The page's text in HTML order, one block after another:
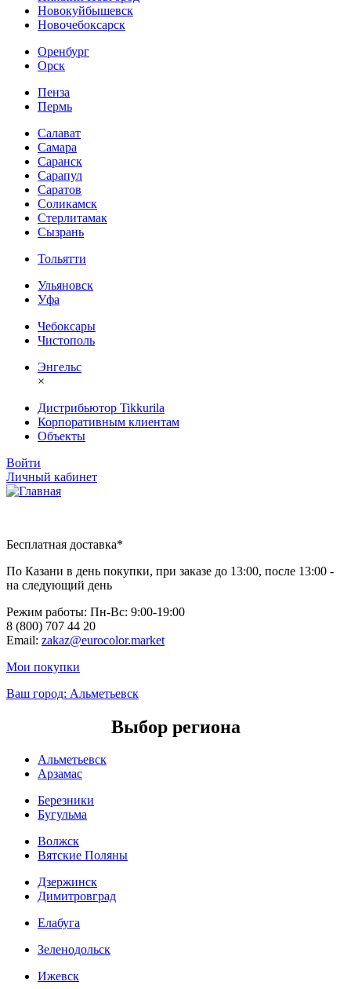
Новокуйбышевск
Новочебоксарск
Оренбург
Орск
Пенза
Пермь
Салават
Самара
Саранск
Сарапул
Саратов
Соликамск
Стерлитамак
Сызрань
Тольятти
Ульяновск
Уфа
Чебоксары
Чистополь
Энгельс
×
Дистрибьютор Tikkurila
Корпоративным клиентам
Объекты
Войти
Личный кабинет
Бесплатная доставка*
По Казани в день покупки, при заказе до 13:00, после 13:00 -
на следующий день
Режим работы: Пн-Вc: 9:00-19:00
8 (800) 707 44 20
Email: zakaz@eurocolor.market
Мои покупки
Ваш город: Альметьевск
Выбор региона
Альметьевск
Арзамас
Березники
Бугульма
Волжск
Вятские Поляны
Дзержинск
Димитровград
Елабуга
Зеленодольск
Ижевск